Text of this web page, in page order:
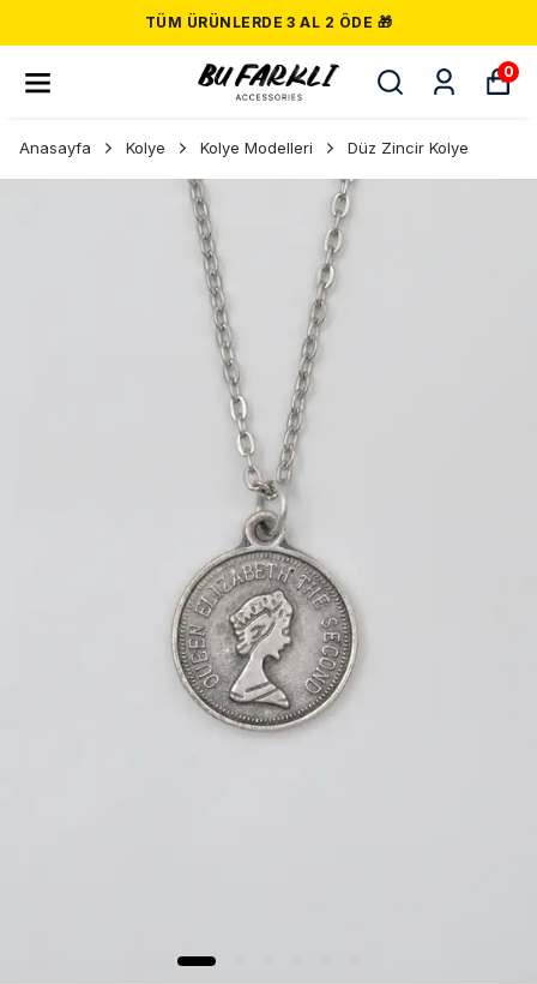
TÜM ÜRÜNLERDE 3 AL 2 ÖDE 🎁
0
Anasayfa Kolye Kolye Modelleri Düz Zincir Kolye